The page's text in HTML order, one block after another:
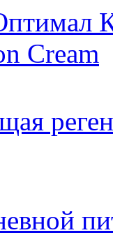
Cream